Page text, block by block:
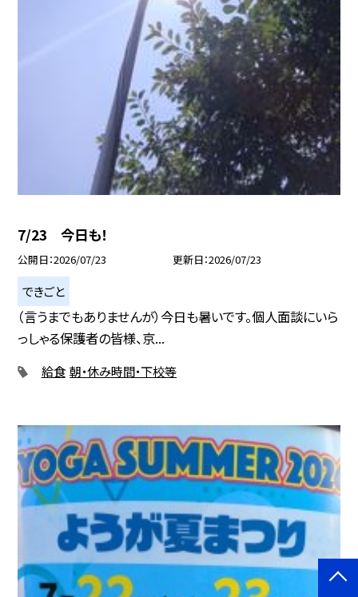
7/23 今日も！
公開日 2026/07/23 更新日 2026/07/23
できごと
（言うまでもありませんが）今日も暑いです。個人面談にいら
っしゃる保護者の皆様、京...
給食 朝・休み時間・下校等